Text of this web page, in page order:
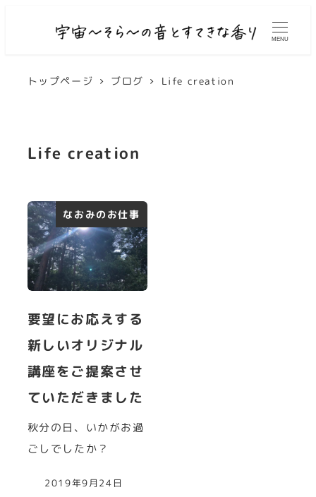
MENU
トップページ ブログ Life creation
Life creation
なおみのお仕事
要望にお応えする
新しいオリジナル
講座をご提案させ
ていただきました
秋分の日、いかがお過
ごしでしたか？
2019年9月24日